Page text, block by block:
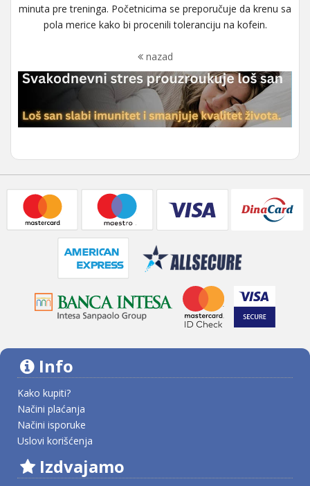
minuta pre treninga. Početnicima se preporučuje da krenu sa
pola merice kako bi procenili toleranciju na kofein.
nazad
Info
Kako kupiti?
Načini plaćanja
Načini isporuke
Uslovi korišćenja
Izdvajamo